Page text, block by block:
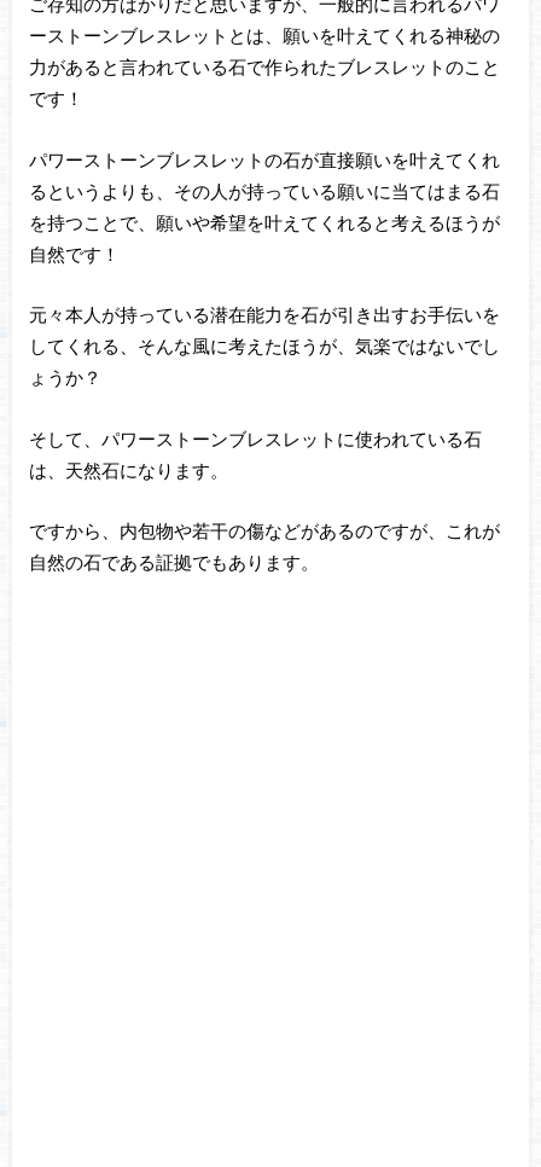
ーストーンブレスレットとは、願いを叶えてくれる神秘の
力があると言われている石で作られたブレスレットのこと
です！
パワーストーンブレスレットの石が直接願いを叶えてくれ
るというよりも、その人が持っている願いに当てはまる石
を持つことで、願いや希望を叶えてくれると考えるほうが
自然です！
元々本人が持っている潜在能力を石が引き出すお手伝いを
してくれる、そんな風に考えたほうが、気楽ではないでし
ょうか？
そして、パワーストーンブレスレットに使われている石
は、天然石になります。
ですから、内包物や若干の傷などがあるのですが、これが
自然の石である証拠でもあります。